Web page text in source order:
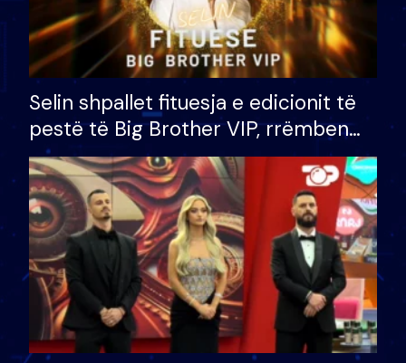
Selin shpallet fituesja e edicionit të
pestë të Big Brother VIP, rrëmben
çmimin e madh prej 100 mijë eurosh